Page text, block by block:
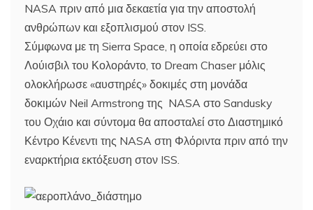
NASA πριν από μια δεκαετία για την αποστολή
ανθρώπων και εξοπλισμού στον ISS.
Σύμφωνα με τη Sierra Space, η οποία εδρεύει στο
Λούισβιλ του Κολοράντο, το Dream Chaser μόλις
ολοκλήρωσε «αυστηρές» δοκιμές στη μονάδα
δοκιμών Neil Armstrong της NASA στο Sandusky
του Οχάιο και σύντομα θα αποσταλεί στο Διαστημικό
Κέντρο Κένεντι της NASA στη Φλόριντα πριν από την
εναρκτήρια εκτόξευση στον ISS.